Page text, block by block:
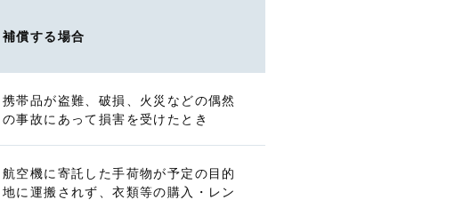
補償する場合
携帯品が盗難、破損、火災などの偶然
の事故にあって損害を受けたとき
航空機に寄託した手荷物が予定の目的
地に運搬されず、衣類等の購入・レン